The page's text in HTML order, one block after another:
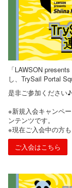
「LAWSON
し、TrySail Portal
是非ご参加ください♪
※新規入会キャンペ
ンテンツです。
※現在ご入会中の方
ご入会はこちら